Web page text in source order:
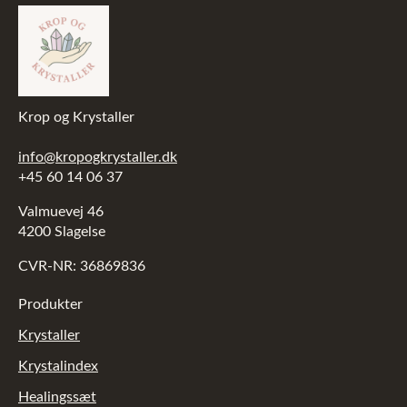
Krop og Krystaller
info@kropogkrystaller.dk
+45 60 14 06 37
Valmuevej 46
4200 Slagelse
CVR-NR: 36869836
Produkter
Krystaller
Krystalindex
Healingssæt